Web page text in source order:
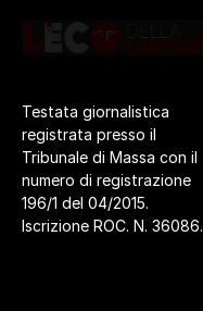
Testata giornalistica
registrata presso il
Tribunale di Massa con il
numero di registrazione
196/1 del 04/2015.
Iscrizione ROC. N. 36086.